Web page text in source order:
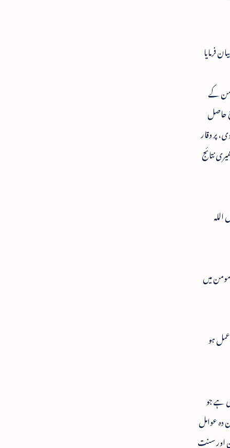
فرمایا
کے
حاصل
پر وقار
نتائج
میں
ہو
ہے جو
دہ عوامل
اور سنت